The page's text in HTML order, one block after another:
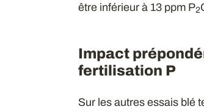
être inférieur à 13 ppm P2
Impact
fertilisation P
Sur les autres essais blé